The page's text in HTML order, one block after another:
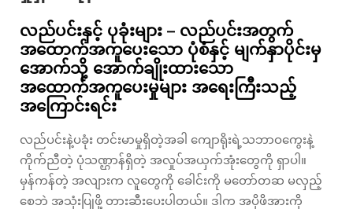
လည်ပင်းနှင့် ပုခုံးများ – လည်ပင်းအတွက်
အထောက်အကူပေးသော ပုံစံနှင့် မျက်နှာပိုင်းမှ
အောက်သို့ အောက်ချိုးထားသော
အထောက်အကူပေးမှုများ အရေးကြီးသည့်
အကြောင်းရင်း
လည်ပင်းနဲ့ပခုံး တင်းမာမှုရှိတဲ့အခါ ကျောရိုးရဲ့သဘာဝကွေးနဲ့
ကိုက်ညီတဲ့ ပုံသဏ္ဌာန်ရှိတဲ့ အလှုပ်အယှက်အုံးတွေကို ရှာပါ။
မှန်ကန်တဲ့ အလျားက လူတွေကို ခေါင်းကို မတော်တဆ မလှည့်
စေဘဲ အသုံးပြုဖို့ တားဆီးပေးပါတယ်။ ဒါက အပိုဖိအားကို